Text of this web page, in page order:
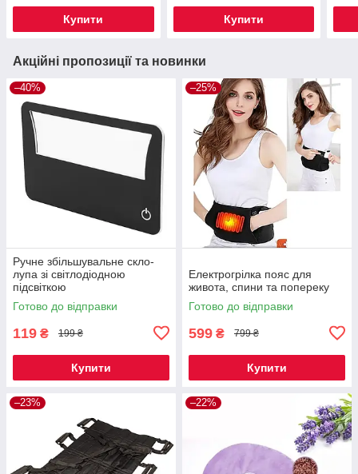
Купити Купити
Акційні пропозиції та новинки
–40%
Ручне збільшувальне скло-
лупа зі світлодіодною
підсвіткою
Готово до відправки
119 ₴ 199 ₴
Купити
–25%
Електрогрілка пояс для
живота, спини та попереку
Готово до відправки
599 ₴ 799 ₴
Купити
–23% –22%